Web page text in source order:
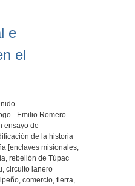
e
el
- Emilio Romero
ensayo de
de la historia
[enclaves misionales,
rebelión de Túpac
circuito lanero
comercio, tierra,